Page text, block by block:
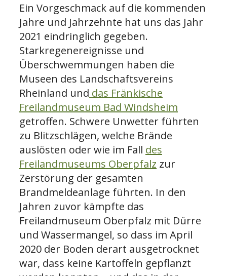
Ein Vorgeschmack auf die kommenden
Jahre und Jahrzehnte hat uns das Jahr
2021 eindringlich gegeben.
Starkregenereignisse und
Überschwemmungen haben die
Museen des Landschaftsvereins
Rheinland und das Fränkische
Freilandmuseum Bad Windsheim
getroffen. Schwere Unwetter führten
zu Blitzschlägen, welche Brände
auslösten oder wie im Fall des
Freilandmuseums Oberpfalz zur
Zerstörung der gesamten
Brandmeldeanlage führten. In den
Jahren zuvor kämpfte das
Freilandmuseum Oberpfalz mit Dürre
und Wassermangel, so dass im April
2020 der Boden derart ausgetrocknet
war, dass keine Kartoffeln gepflanzt